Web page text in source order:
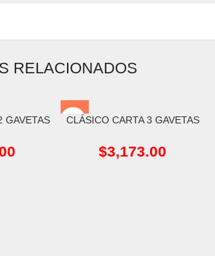
RELACIONADOS
GAVETAS CLÁSICO CARTA 3 GAVETAS
$3,173.00